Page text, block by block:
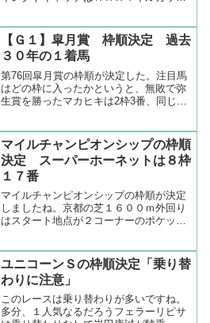
バー的にらくなプリンシパルＳを捨てて
こちらに回って来たからに...
【Ｇ１】皐月賞 枠順決定 過去
３０年の１着馬
第76回皐月賞の枠順が決定した。注目馬
はどの枠に入ったかというと、無敗で弥
生賞を勝ったマカヒキは2枠3番、同じく
弥生賞3着のエアスピネルは7枠15番、3
連勝で若葉...
マイルチャンピオンシップの枠順
決定 スーパーホーネットは８枠
１７番
マイルチャンピオンシップの枠順が決定
しましたね。京都の芝１６００ｍ外回り
はスタート地点が２コーナーのポケット
うに思えるが、実際にどうだったか過去
２２年の成績を集計してみ...
ユニコーンＳの枠順決定「乗り替
わりに注意」
このレースは乗り替わりが多いですね。
多分、１人気なるだろうフェラーリピサ